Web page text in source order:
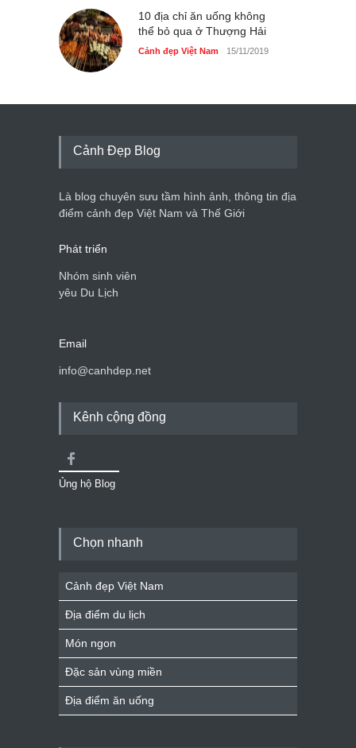
10 địa chỉ ăn uống không
thể bỏ qua ở Thượng Hải
Cảnh đẹp Việt Nam 15/11/2019
Cảnh Đẹp Blog
Là blog chuyên sưu tầm hình ảnh, thông tin địa
điểm cảnh đẹp Việt Nam và Thế Giới
Phát triển
Nhóm sinh viên
yêu Du Lịch
Email
info@canhdep.net
Kênh cộng đồng
Ủng hộ Blog
Chọn nhanh
Cảnh đẹp Việt Nam
Địa điểm du lịch
Món ngon
Đặc sản vùng miền
Địa điểm ăn uống